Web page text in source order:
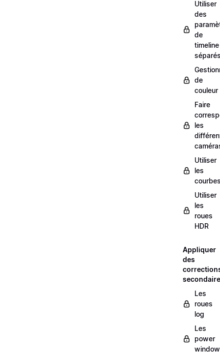
Utiliser
des
de
timeline
de
couleur
Faire
les
Utiliser
les
Utiliser
les
roues
HDR
Appliquer
des
Les
roues
log
Les
power